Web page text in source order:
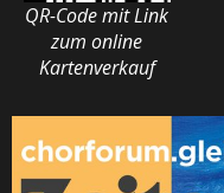
QR-Code mit Link
zum online
Kartenverkauf